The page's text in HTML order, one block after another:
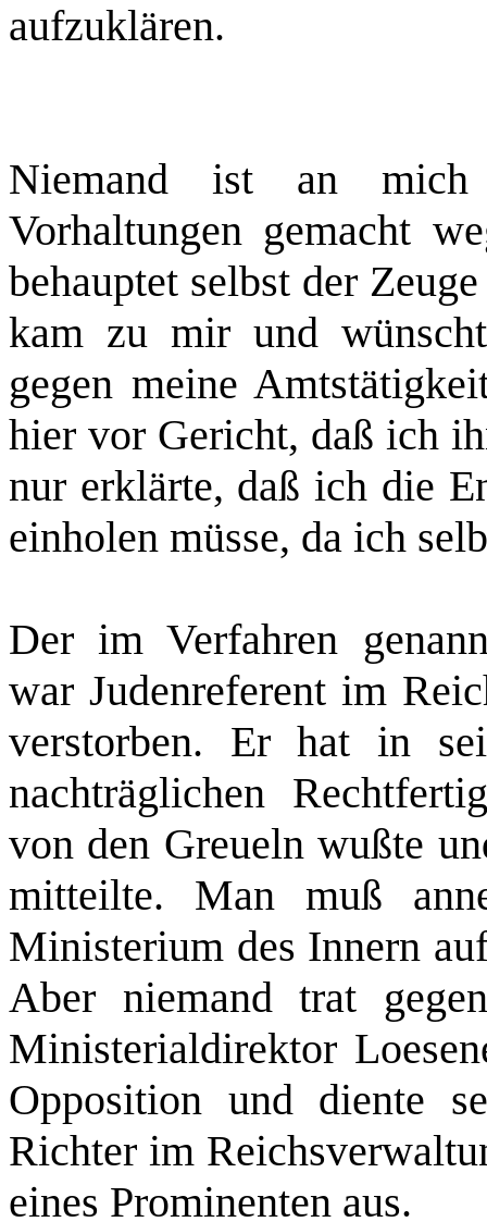
aufzuklären.
Niemand ist an mich
Vorhaltungen gemacht
behauptet selbst der
kam zu mir und
gegen meine
hier vor Gericht, daß ich
nur erklärte, daß ich die
einholen müsse, da ich
Der im Verfahren
war Judenreferent im
verstorben. Er hat in
nachträglichen
von den Greueln wußte
mitteilte. Man muß
Ministerium des Innern
Aber niemand trat
Ministerialdirektor
Opposition und diente
Richter im
eines Prominenten aus.